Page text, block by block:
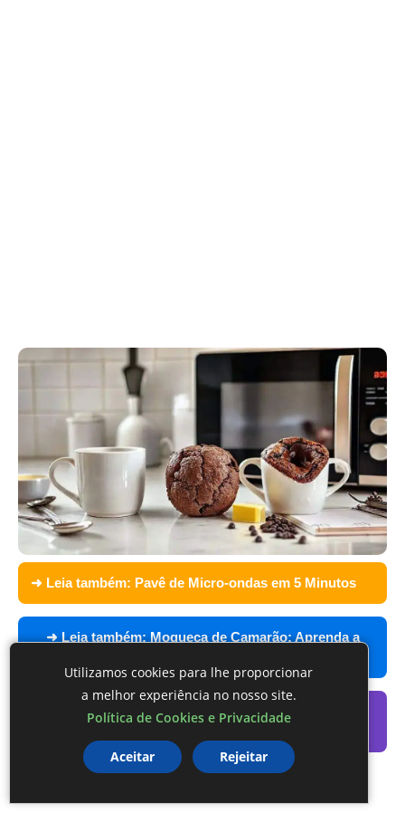
➜ Leia também: Pavê de Micro-ondas em 5 Minutos
➜ Leia também:Moqueca de Camarão: Aprenda a
➜ Exclusivo:
Receba Receitas Exclusivas Todos os
Utilizamos cookies para lhe proporcionar
a melhor experiência no nosso site.
Política de Cookies e Privacidade
Aceitar Rejeitar